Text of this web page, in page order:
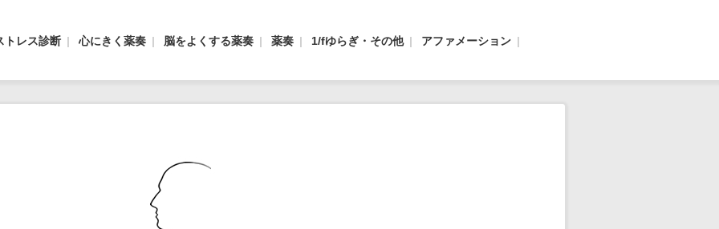
トレス診断 心にきく薬奏 脳をよくする薬奏 薬奏 1/fゆらぎ・その他 アファメーション